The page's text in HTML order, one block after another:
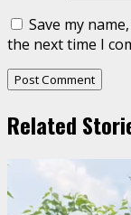
Save my
the next time I
Related